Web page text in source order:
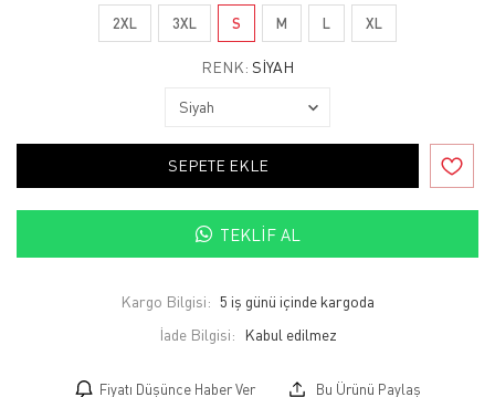
2XL 3XL S M L XL
RENK: SIYAH
SEPETE EKLE
TEKLIF AL
Kargo Bilgisi: 5 iş günü içinde kargoda
İade Bilgisi:
Fiyatı Düşünce Haber Ver Bu Ürünü Paylaş